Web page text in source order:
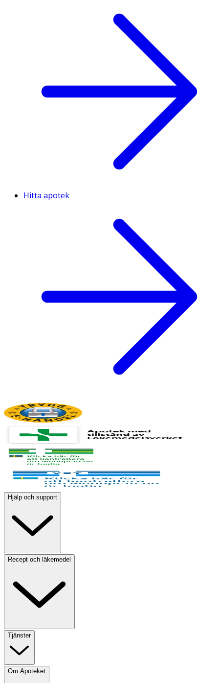
Hitta apotek
Hjälp och support
Recept och läkemedel
Tjänster
Om Apoteket